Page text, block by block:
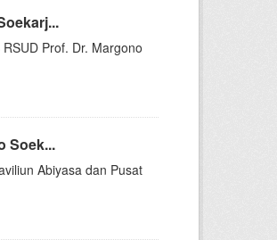
Prof. Dr. Margono
Soek...
Abiyasa dan Pusat